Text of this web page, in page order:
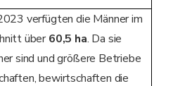
verfügten die Männer im
über60,5 ha. Da sie
sind und größere Betriebe
bewirtschaften die